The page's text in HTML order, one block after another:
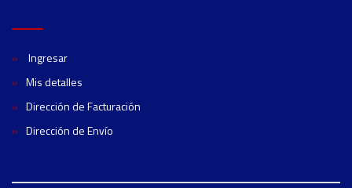
Ingresar
Mis detalles
Dirección de Facturación
Dirección de Envío